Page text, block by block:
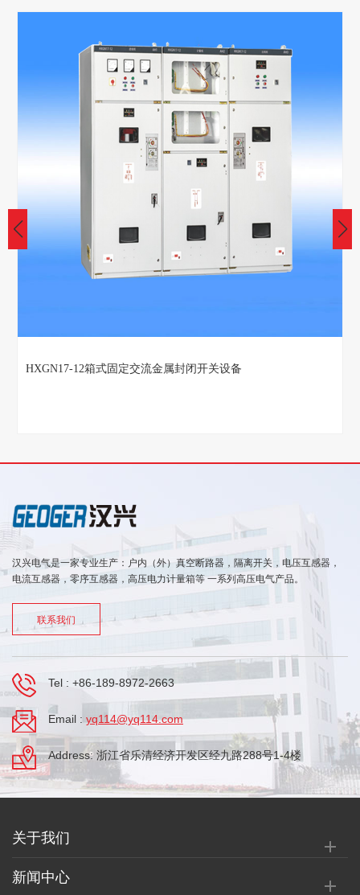
HXGN17-12箱式固定交流金属封闭开关设备
汉兴电气是一家专业生产：户内（外）真空断路器，隔离开关，电压互感器，
电流互感器，零序互感器，高压电力计量箱等 一系列高压电气产品。
联系我们
Tel : +86-189-8972-2663
Email : yq114@yq114.com
Address: 浙江省乐清经济开发区经九路288号1-4楼
关于我们
新闻中心